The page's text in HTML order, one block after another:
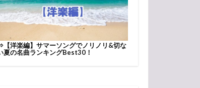
【洋楽編】サマーソングでノリノリ&切な
夏の名曲ランキングBest30！